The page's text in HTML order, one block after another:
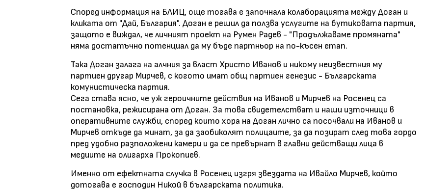
Според информация на БЛИЦ, още тогава е започнала колаборацията между Доган и
кликата от "Дай, България". Доган е решил да ползва услугите на бутиковата партия,
защото е виждал, че личният проект на Румен Радев - "Продължаваме промяната"
няма достатъчно потенциал да му бъде партньор на по-късен етап.
Така Доган залага на алчния за власт Христо Иванов и никому неизвестния му
партиен другар Мирчев, с когото имат общ партиен генезис - Българската
комунистическа партия.
Сега става ясно, че уж героичните действия на Иванов и Мирчев на Росенец са
постановка, режисирана от Доган. За това свидетелстват и наши източници в
оперативните служби, според които хора на Доган лично са посочвали на Иванов и
Мирчев откъде да минат, за да заобиколят полицаите, за да позират след това гордо
пред удобно разположени камери и да се превърнат в главни действащи лица в
медиите на олигарха Прокопиев.
Именно от ефектната случка в Росенец изгря звездата на Ивайло Мирчев, който
дотогава е господин Никой в българската политика.